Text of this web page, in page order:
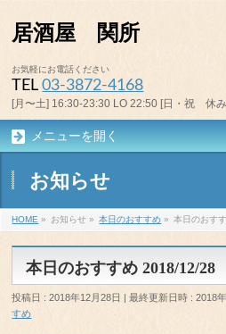
居酒屋 関所
お気軽にお電話ください
TEL03-3872-4168
[月〜土] 16:30-23:30 LO 22:50 [日・祝 休
メニューを開く
お知らせ
HOME » お知らせ » 本日のおすすめ » 本日のおす
本日のおすすめ 2018/12/28
投稿日 : 2018年12月28日 最終更新日時 : 2018
すめ